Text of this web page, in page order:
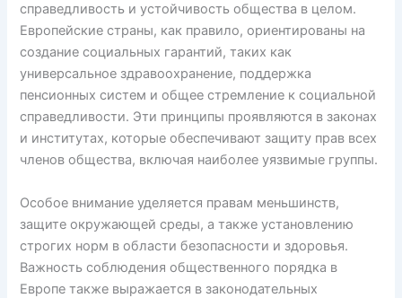
справедливость и устойчивость общества в целом.
Европейские страны, как правило, ориентированы на
создание социальных гарантий, таких как
универсальное здравоохранение, поддержка
пенсионных систем и общее стремление к социальной
справедливости. Эти принципы проявляются в законах
и институтах, которые обеспечивают защиту прав всех
членов общества, включая наиболее уязвимые группы.
Особое внимание уделяется правам меньшинств,
защите окружающей среды, а также установлению
строгих норм в области безопасности и здоровья.
Важность соблюдения общественного порядка в
Европе также выражается в законодательных